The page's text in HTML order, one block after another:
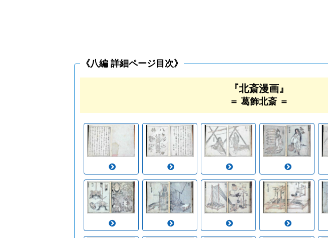
《八編 詳細ページ目次》
『北斎漫画』
＝ 葛飾北斎 ＝